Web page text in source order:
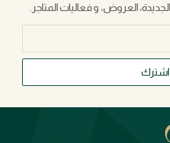
العروض، و فعاليات المتاجر.
اشترك